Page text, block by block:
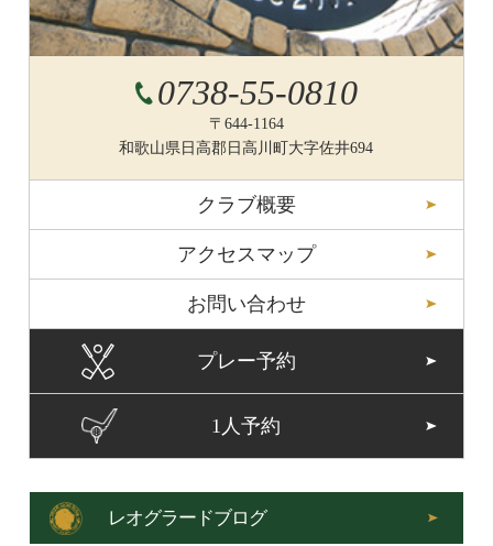
0738-55-0810
〒644-1164
和歌山県日高郡日高川町大字佐井694
クラブ概要
アクセスマップ
お問い合わせ
プレー予約
1人予約
レオグラードブログ